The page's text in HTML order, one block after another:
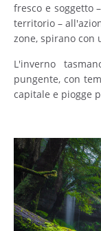
fresco e soggetto
territorio –
zone, spirano con
L'inverno
pungente, con
capitale e piogge